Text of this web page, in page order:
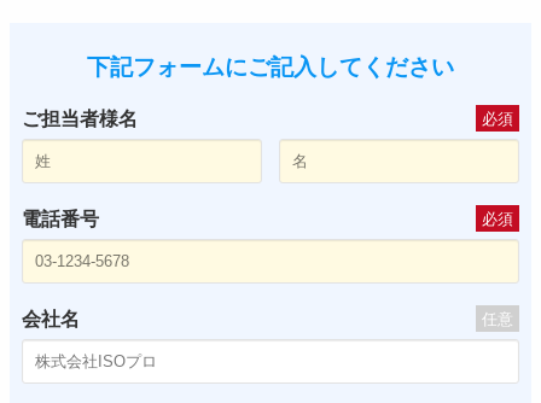
下記フォームにご記入してください
ご担当者様名 必須
電話番号 必須
会社名 任意